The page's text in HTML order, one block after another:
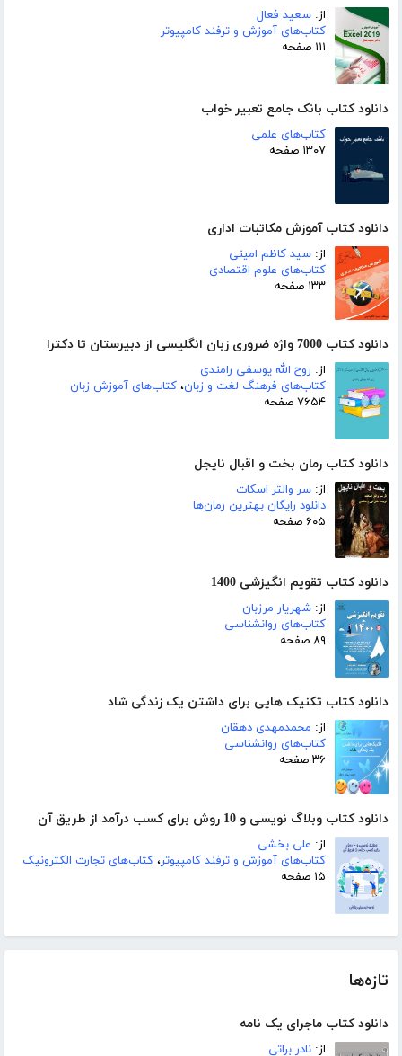
از: سعید فعال
کتاب‌های آموزش و ترفند کامپیوتر
۱۱۱ صفحه
دانلود کتاب بانک جامع تعبیر خواب
کتاب‌های علمی
۱۳۰۷ صفحه
دانلود کتاب آموزش مکاتبات اداری
از: سید کاظم امینی
کتاب‌های علوم اقتصادی
۱۳۳ صفحه
دانلود کتاب 7000 واژه ضروری زبان انگلیسی از دبیرستان تا دکترا
از: روح الله یوسفی رامندی
کتاب‌های فرهنگ لغت و زبان، کتاب‌های آموزش زبان
۷۶۵۴ صفحه
دانلود کتاب رمان بخت و اقبال نایجل
از: سر والتر اسکات
دانلود رایگان بهترین رمان‌ها
۶۰۵ صفحه
دانلود کتاب تقویم انگیزشی 1400
از: شهریار مرزبان
کتاب‌های روانشناسی
۸۹ صفحه
دانلود کتاب تکنیک هایی برای داشتن یک زندگی شاد
از: محمدمهدی دهقان
کتاب‌های روانشناسی
۳۶ صفحه
دانلود کتاب وبلاگ نویسی و 10 روش برای کسب درآمد از طریق آن
از: علی بخشی
کتاب‌های آموزش و ترفند کامپیوتر، کتاب‌های تجارت الکترونیک
۱۵ صفحه
تازه‌ها
دانلود کتاب ماجرای یک نامه
از: نادر براتی